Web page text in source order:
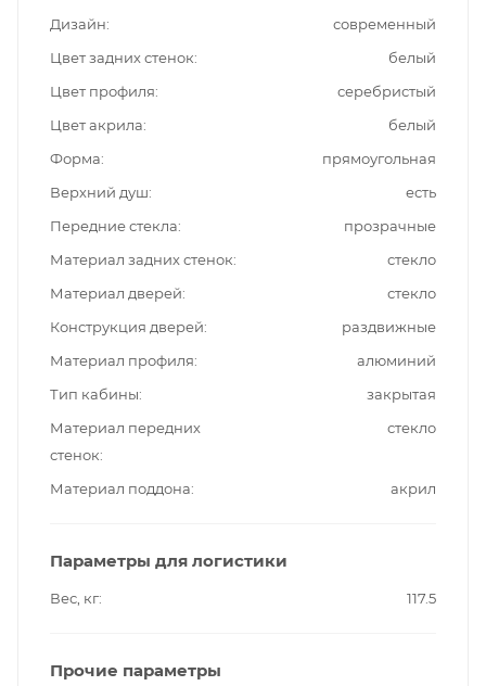
Дизайн
современный
Цвет задних стенок
белый
Цвет профиля
серебристый
Цвет акрила
белый
Форма
прямоугольная
Верхний душ
есть
Передние стекла
прозрачные
Материал задних стенок
стекло
Материал дверей
стекло
Конструкция дверей
раздвижные
Материал профиля
алюминий
Тип кабины
закрытая
Материал передних
стенок
стекло
Материал поддона акрил
Параметры для логистики
Вес, кг 117.5
Прочие параметры